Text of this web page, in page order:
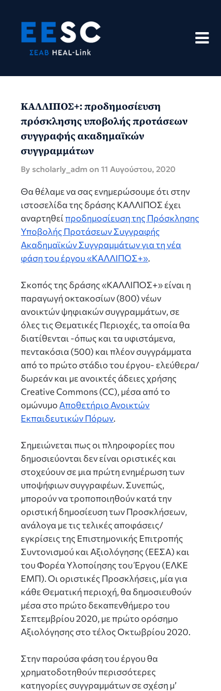
content
ΚΑΛΛΙΠΟΣ+: προδημοσίευση
πρόσκλησης υποβολής προτάσεων
συγγραφής ακαδημαϊκών
συγγραμμάτων
By scholarly_adm on11 Αυγούστου, 2020
Θα θέλαμε να σας ενημερώσουμε ότι στην
ιστοσελίδα της δράσης ΚΑΛΛΙΠΟΣ έχει
αναρτηθείπροδημοσίευση της Πρόσκλησης
Υποβολής Προτάσεων Συγγραφής
Ακαδημαϊκών Συγγραμμάτων για τη νέα
φάση του έργου «ΚΑΛΛΙΠΟΣ+».
Σκοπός της δράσης «ΚΑΛΛΙΠΟΣ+» είναι η
παραγωγή οκτακοσίων (800) νέων
ανοικτών ψηφιακών συγγραμμάτων, σε
όλες τις Θεματικές Περιοχές, τα οποία θα
διατίθενται -όπως και τα υφιστάμενα,
πεντακόσια (500) και πλέον συγγράμματα
από το πρώτο στάδιο του έργου- ελεύθερα/
δωρεάν και με ανοικτές άδειες χρήσης
Creative Commons (CC), μέσα από το
ομώνυμο Αποθετήριο Ανοικτών
Εκπαιδευτικών Πόρων.
Σημειώνεται πως οι πληροφορίες που
δημοσιεύονται δεν είναι οριστικές και
στοχεύουν σε μια πρώτη ενημέρωση των
υποψήφιων συγγραφέων. Συνεπώς,
μπορούν να τροποποιηθούν κατά την
οριστική δημοσίευση των Προσκλήσεων,
ανάλογα με τις τελικές αποφάσεις/
εγκρίσεις της Επιστημονικής Επιτροπής
Συντονισμού και Αξιολόγησης (ΕΕΣΑ) και
του Φορέα Υλοποίησης του Έργου (ΕΛΚΕ
ΕΜΠ). Οι οριστικές Προσκλήσεις, μία για
κάθε Θεματική περιοχή, θα δημοσιευθούν
μέσα στο πρώτο δεκαπενθήμερο του
Σεπτεμβρίου 2020, με πρώτο ορόσημο
Αξιολόγησης στο τέλος Οκτωβρίου 2020.
Στην παρούσα φάση του έργου θα
χρηματοδοτηθούν περισσότερες
κατηγορίες συγγραμμάτων σε σχέση μ’